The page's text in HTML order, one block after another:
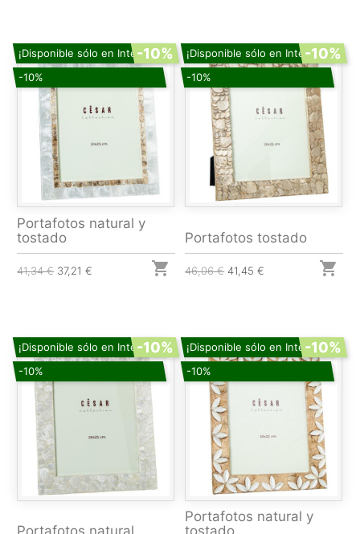
¡Disponible sólo en Internet!
-10%
-10%
Portafotos natural y
tostado
41,34 € 37,21 € 
¡Disponible sólo en Internet!
-10%
-10%
Portafotos tostado
46,06 € 41,45 € 
¡Disponible sólo en Internet!
-10%
-10%
¡Disponible sólo en Internet!
-10%
-10%
Portafotos natural y